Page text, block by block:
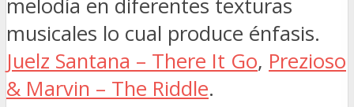
melodía en diferentes texturas
musicales lo cual produce énfasis.
Juelz Santana – There It Go, Prezioso
& Marvin – The Riddle.